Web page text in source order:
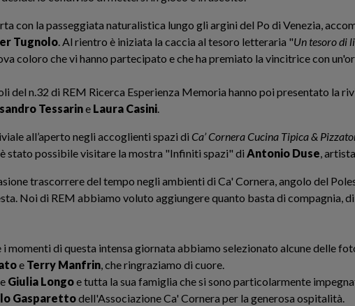
con la passeggiata naturalistica lungo gli argini del Po di Venezia,
Tugnolo. Al rientro è iniziata la caccia al tesoro letteraria "Un tesoro di
coloro che vi hanno partecipato e che ha premiato la vincitrice con
del n.32 di REM Ricerca Esperienza Memoria hanno poi presentato la
Tessarine Laura Casini.
all’aperto negli accoglienti spazi di Ca’ Cornera Cucina Tipica &
stato possibile visitare la mostra "Infiniti spazi" di Antonio Duse,
trascorrere del tempo negli ambienti di Ca' Cornera, angolo del
Noi di REM abbiamo voluto aggiungere quanto basta di compagnia,
momenti di questa intensa giornata abbiamo selezionato alcune delle
e Terry Manfrin, che ringraziamo di cuore.
Giulia Longoe tutta la sua famiglia che si sono particolarmente
Gasparettodell'Associazione Ca' Cornera per la generosa ospitalità.